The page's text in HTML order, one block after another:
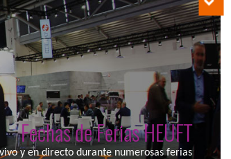
Fechas de Ferias HEUFT
y en directo durante numerosas ferias